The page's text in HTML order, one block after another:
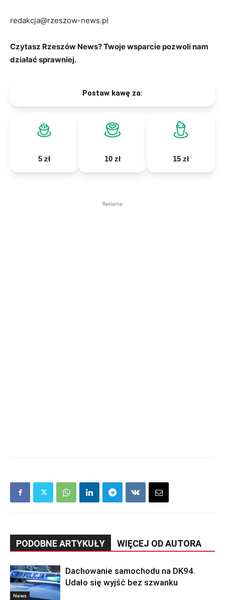
redakcja@rzeszow-news.pl
Czytasz Rzeszów News? Twoje wsparcie pozwoli nam
działać sprawniej.
Postaw kawę za:
5 zł 10 zł 15 zł
Reklama
PODOBNE ARTYKUŁY WIĘCEJ OD AUTORA
News
Dachowanie samochodu na DK94.
Udało się wyjść bez szwanku